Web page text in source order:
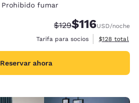
Prohibido fumar
Precio tachado:
$129Precio con
$116USD/noche
Tarifa para socios
Ver detalles
$128 total
Reservar ahora